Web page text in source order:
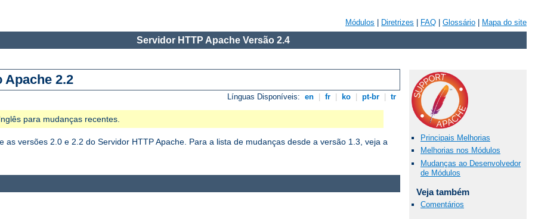
Módulos Diretrizes FAQ Glossário Mapa do site
Servidor HTTP Apache Versão 2.4
2.2
Línguas Disponíveis: en fr ko pt-br tr
para mudanças recentes.
versões 2.0 e 2.2 do Servidor HTTP Apache. Para a lista de mudanças desde a versão 1.3, veja a
Principais Melhorias
Melhorias nos Módulos
Mudanças ao Desenvolvedor
de Módulos
Veja também
Comentários